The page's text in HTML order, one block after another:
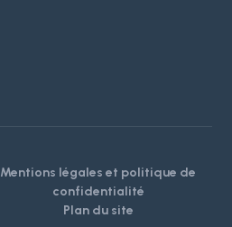
Mentions légales et politique de
confidentialité
Plan du site